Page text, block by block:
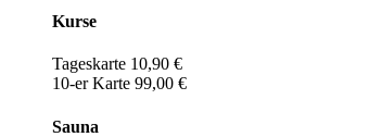
Kurse
Tageskarte 10,90 €
10-er Karte 99,00 €
Sauna